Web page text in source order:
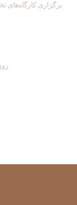
برگزاری کارگاه‌های